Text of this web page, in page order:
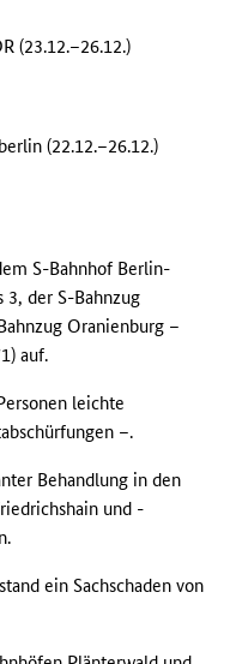
(23.12.–26.12.)
(22.12.–26.12.)
S-Bahnhof Berlin-
3, der S-Bahnzug
Oranienburg –
auf.
leichte
–.
Behandlung in den
und -
ein Sachschaden von